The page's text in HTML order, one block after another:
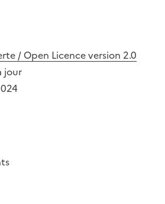
/ Open Licence version 2.0
jour